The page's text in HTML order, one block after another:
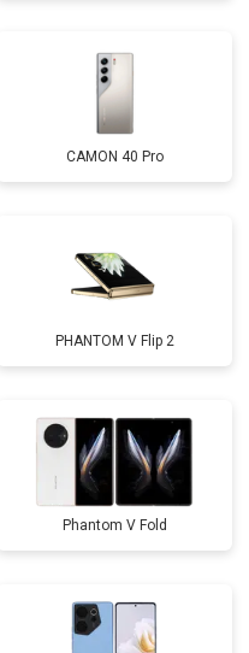
CAMON 40 Pro
PHANTOM V Flip 2
Phantom V Fold